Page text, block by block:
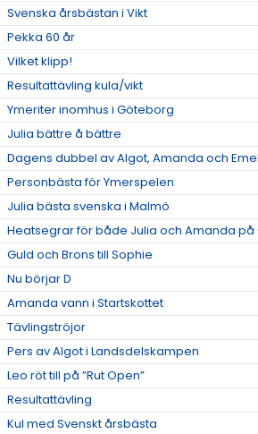
Svenska årsbästan i Vikt
Pekka 60 år
Vilket klipp!
Resultattävling kula/vikt
Ymeriter inomhus i Göteborg
Julia bättre å bättre
Dagens dubbel av Algot, Amanda och
Personbästa för Ymerspelen
Julia bästa svenska i Malmö
Heatsegrar för både Julia och Amanda på
Guld och Brons till Sophie
Nu börjar D
Amanda vann i Startskottet
Tävlingströjor
Pers av Algot i Landsdelskampen
Leo röt till på ”Rut Open”
Resultattävling
Kul med Svenskt årsbästa